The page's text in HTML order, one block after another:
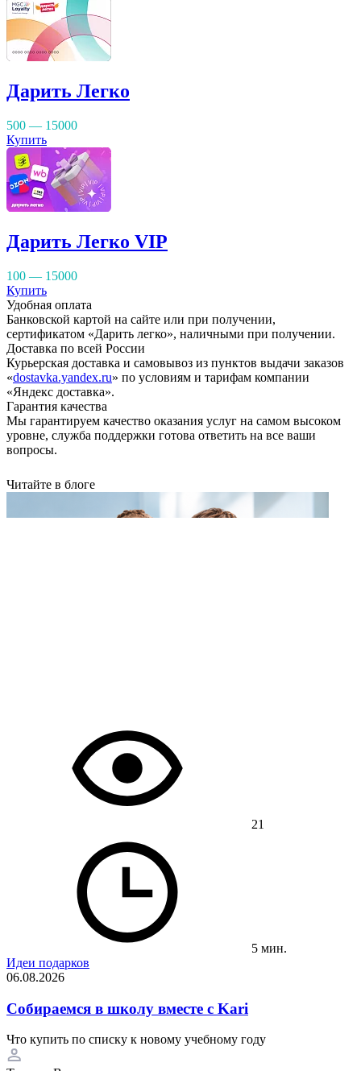
Дарить Легко
500 — 15000
Купить
Дарить Легко VIP
100 — 15000
Купить
Удобная оплата
Банковской картой на сайте или при получении,
сертификатом «Дарить легко», наличными при получении.
Доставка по всей России
Курьерская доставка и самовывоз из пунктов выдачи заказов
«dostavka.yandex.ru» по условиям и тарифам компании
«Яндекс доставка».
Гарантия качества
Мы гарантируем качество оказания услуг на самом высоком
уровне, служба поддержки готова ответить на все ваши
вопросы.
Читайте в блоге
21
5 мин.
Идеи подарков
06.08.2026
Собираемся в школу вместе с Kari
Что купить по списку к новому учебному году